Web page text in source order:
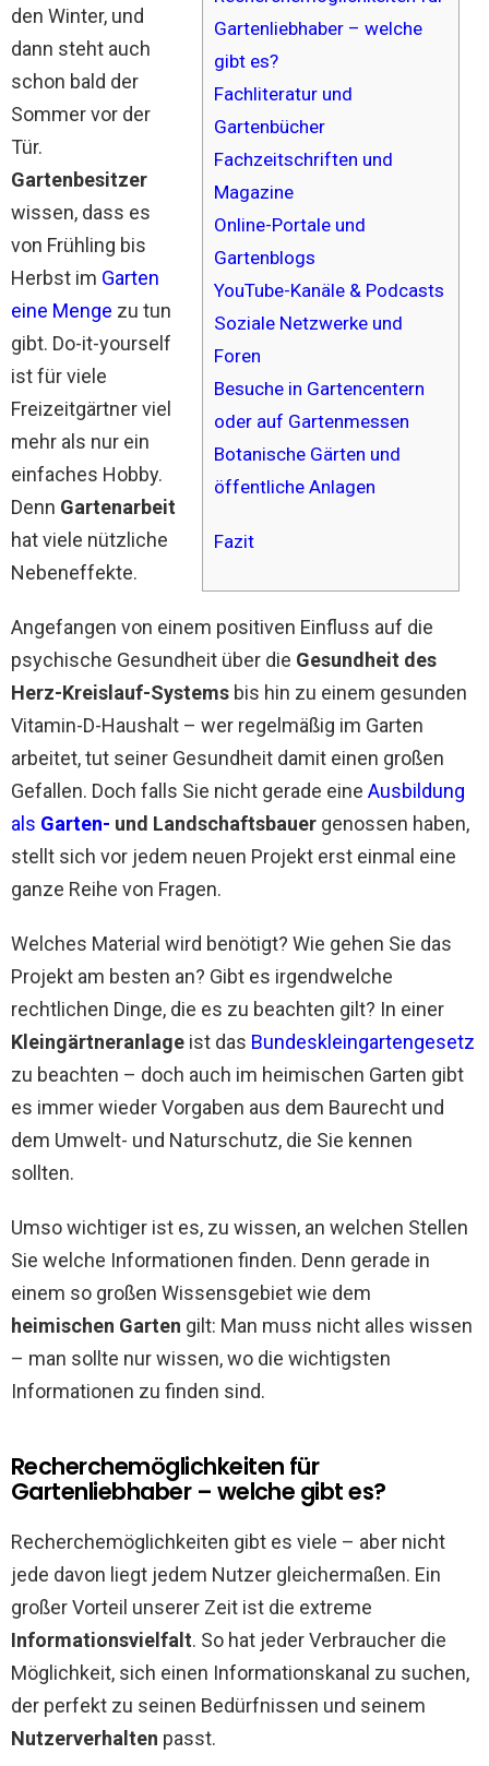
Gartenliebhaber – welche
gibt es?
Fachliteratur und
Gartenbücher
Fachzeitschriften und
Magazine
Online-Portale und
Gartenblogs
YouTube-Kanäle & Podcasts
Soziale Netzwerke und
Foren
Besuche in Gartencentern
oder auf Gartenmessen
Botanische Gärten und
öffentliche Anlagen
Fazit
den Winter, und
dann steht auch
schon bald der
Sommer vor der
Tür.
Gartenbesitzer
wissen, dass es
von Frühling bis
Herbst im Garten
eine Menge zu tun
gibt. Do-it-yourself
ist für viele
Freizeitgärtner viel
mehr als nur ein
einfaches Hobby.
Denn Gartenarbeit
hat viele nützliche
Nebeneffekte.
Angefangen von einem positiven Einfluss auf die
psychische Gesundheit über die Gesundheit des
Herz-Kreislauf-Systems bis hin zu einem gesunden
Vitamin-D-Haushalt – wer regelmäßig im Garten
arbeitet, tut seiner Gesundheit damit einen großen
Gefallen. Doch falls Sie nicht gerade eine Ausbildung
als Garten- und Landschaftsbauer genossen haben,
stellt sich vor jedem neuen Projekt erst einmal eine
ganze Reihe von Fragen.
Welches Material wird benötigt? Wie gehen Sie das
Projekt am besten an? Gibt es irgendwelche
rechtlichen Dinge, die es zu beachten gilt? In einer
Kleingärtneranlage ist das Bundeskleingartengesetz
zu beachten – doch auch im heimischen Garten gibt
es immer wieder Vorgaben aus dem Baurecht und
dem Umwelt- und Naturschutz, die Sie kennen
sollten.
Umso wichtiger ist es, zu wissen, an welchen Stellen
Sie welche Informationen finden. Denn gerade in
einem so großen Wissensgebiet wie dem
heimischen Garten gilt: Man muss nicht alles wissen
– man sollte nur wissen, wo die wichtigsten
Informationen zu finden sind.
Recherchemöglichkeiten für
Gartenliebhaber – welche gibt es?
Recherchemöglichkeiten gibt es viele – aber nicht
jede davon liegt jedem Nutzer gleichermaßen. Ein
großer Vorteil unserer Zeit ist die extreme
Informationsvielfalt. So hat jeder Verbraucher die
Möglichkeit, sich einen Informationskanal zu suchen,
der perfekt zu seinen Bedürfnissen und seinem
Nutzerverhalten passt.